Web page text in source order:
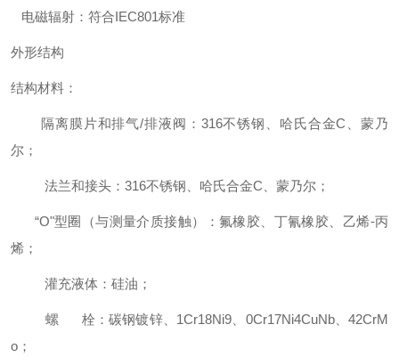
电磁辐射：符合IEC801标准
外形结构
结构材料：
隔离膜片和排气/排液阀：316不锈钢、哈氏合金C、蒙乃
尔；
法兰和接头：316不锈钢、哈氏合金C、蒙乃尔；
“O"型圈（与测量介质接触）：氟橡胶、丁氰橡胶、乙烯-丙
烯；
灌充液体：硅油；
螺 栓：碳钢镀锌、1Cr18Ni9、0Cr17Ni4CuNb、42CrM
o；